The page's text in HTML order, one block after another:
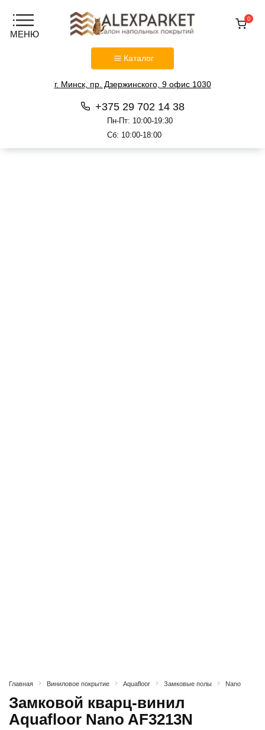
Каталог
г. Минск, пр. Дзержинского, 9 офис 1030
+375 29 702 14 38
Пн-Пт: 10:00-19:30
Сб: 10:00-18:00
0
Главная Виниловое покрытие Aquafloor Замковые полы Nano
Замковой кварц-винил
Aquafloor Nano AF3213N